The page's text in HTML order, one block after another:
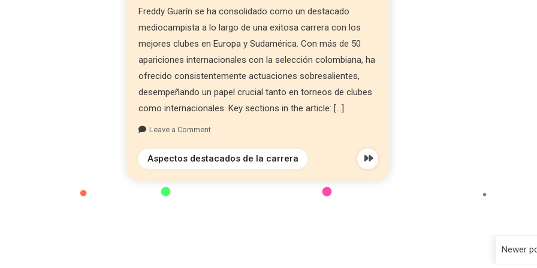
Freddy Guarín se ha consolidado como un destacado
mediocampista a lo largo de una exitosa carrera con los
mejores clubes en Europa y Sudamérica. Con más de 50
apariciones internacionales con la selección colombiana, ha
ofrecido consistentemente actuaciones sobresalientes,
desempeñando un papel crucial tanto en torneos de clubes
como internacionales. Key sections in the article: […]
Leave a Comment
Aspectos destacados de la carrera
Newer